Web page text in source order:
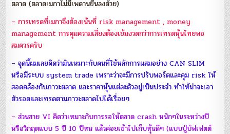
ตลาด (ตลาดเมกาไม่มีเพดานขึ้นลงด้วย)
– การเทรดที่เมกาจึงต้องเน้นที่ risk management , money
management การคุมความเสี่ยงต้องเข้มงวดกว่าการเทรดหุ้นไทยพอ
สมควรครับ
– จุดนี้ผมเลยคิดว่ามันเหมาะกับคนที่ใช้หลักการผสมอย่าง CAN SLIM
หรือมีระบบ system trade เพราะว่าจะมีการปรับพอร์ตและคุม risk ให้
สอดคล้องกับภาวะตลาด และราคาหุ้นแต่ละตัวอยู่เป็นประจำ ทำให้น่าจะเอา
ตัวรอดและเทรดตามภาวะตลาดไปได้เรื่อยๆ
– ส่วนสาย VI คิดว่าเหมาะกับการรอให้ตลาด crash หนักๆในระหว่างปี
หรือวิกฤตแบบ 5 ปี 10 ปีหน แล้วค่อยเข้าไปเก็บหุ้นดีๆ (แบบปู่บัฟเฟตต์